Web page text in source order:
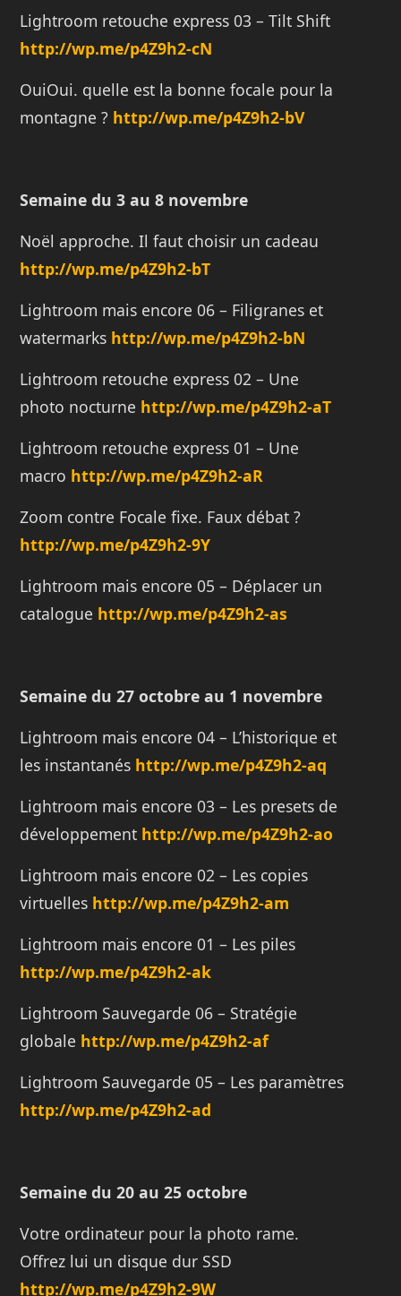
Lightroom retouche express 03 – Tilt Shift
http://wp.me/p4Z9h2-cN
OuiOui. quelle est la bonne focale pour la
montagne ? http://wp.me/p4Z9h2-bV
Semaine du 3 au 8 novembre
Noël approche. Il faut choisir un cadeau
http://wp.me/p4Z9h2-bT
Lightroom mais encore 06 – Filigranes et
watermarks http://wp.me/p4Z9h2-bN
Lightroom retouche express 02 – Une
photo nocturne http://wp.me/p4Z9h2-aT
Lightroom retouche express 01 – Une
macro http://wp.me/p4Z9h2-aR
Zoom contre Focale fixe. Faux débat ?
http://wp.me/p4Z9h2-9Y
Lightroom mais encore 05 – Déplacer un
catalogue http://wp.me/p4Z9h2-as
Semaine du 27 octobre au 1 novembre
Lightroom mais encore 04 – L’historique et
les instantanés http://wp.me/p4Z9h2-aq
Lightroom mais encore 03 – Les presets de
développement http://wp.me/p4Z9h2-ao
Lightroom mais encore 02 – Les copies
virtuelles http://wp.me/p4Z9h2-am
Lightroom mais encore 01 – Les piles
http://wp.me/p4Z9h2-ak
Lightroom Sauvegarde 06 – Stratégie
globale http://wp.me/p4Z9h2-af
Lightroom Sauvegarde 05 – Les paramètres
http://wp.me/p4Z9h2-ad
Semaine du 20 au 25 octobre
Votre ordinateur pour la photo rame.
Offrez lui un disque dur SSD
http://wp.me/p4Z9h2-9W